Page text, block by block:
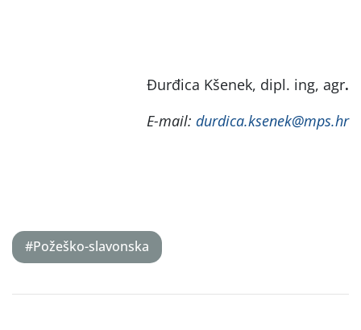
Đurđica Kšenek, dipl. ing, agr.
E-mail: durdica.ksenek@mps.hr
#Požeško-slavonska